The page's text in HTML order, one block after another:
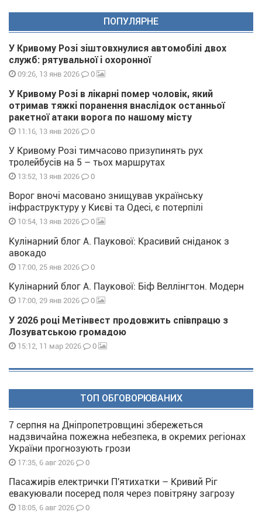
ПОПУЛЯРНЕ
У Кривому Розі зіштовхнулися автомобілі двох
служб: рятувальної і охоронної
09:26, 13 янв 2026 0
У Кривому Розі в лікарні помер чоловік, який
отримав тяжкі поранення внаслідок останньої
ракетної атаки ворога по нашому місту
11:16, 13 янв 2026 0
У Кривому Розі тимчасово призупинять рух
тролейбусів на 5 – тьох маршрутах
13:52, 13 янв 2026 0
Ворог вночі масовано знищував українську
інфраструктуру у Києві та Одесі, є потерпілі
10:54, 13 янв 2026 0
Кулінарний блог А. Паукової: Красивий сніданок з
авокадо
17:00, 25 янв 2026 0
Кулінарний блог А. Паукової: Біф Веллінгтон. Модерн
17:00, 29 янв 2026 0
У 2026 році Метінвест продовжить співпрацю з
Лозуватською громадою
15:12, 11 мар 2026 0
ТОП ОБГОВОРЮВАНИХ
7 серпня на Дніпропетровщині збережеться
надзвичайна пожежна небезпека, в окремих регіонах
України прогнозують грози
17:35, 6 авг 2026 0
Пасажирів електрички П'ятихатки – Кривий Ріг
евакуювали посеред поля через повітряну загрозу
18:05, 6 авг 2026 0